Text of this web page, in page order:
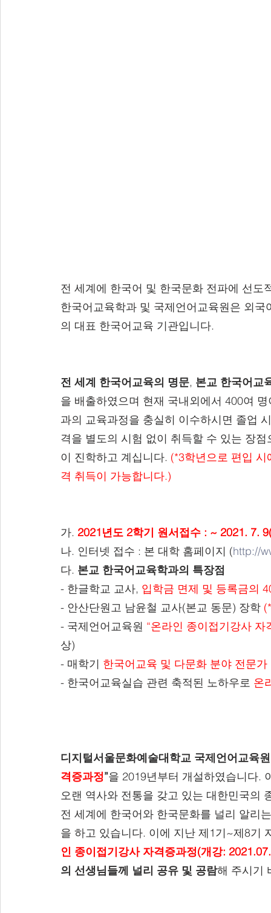
전 세계에 한국어 및 한국문화 전파에 선
한국어교육학과 및 국제언어교육원은 외
의 대표 한국어교육 기관입니다.
전 세계 한국어교육의 명문, 본교 한국어교
을 배출하였으며 현재 국내외에서 400여
과의 교육과정을 충실히 이수하시면 졸업
격을 별도의 시험 없이 취득할 수 있는 장
이 진학하고 계십니다. (*3학년으로 편입
격 취득이 가능합니다.)
가. 2021년도 2학기 원서접수 : ~ 2021. 7.
나. 인터넷 접수 : 본 대학 홈페이지 (http://
다. 본교 한국어교육학과의 특장점
- 한글학교 교사, 입학금 면제 및 등록금의
- 안산단원고 남윤철 교사(본교 동문) 장학
- 국제언어교육원 “온라인 종이접기강사
상)
- 매학기 한국어교육 및 다문화 분야 전문
- 한국어교육실습 관련 축적된 노하우로 온
디지털서울문화예술대학교 국제언어교육원
격증과정”을 2019년부터 개설하였습니다.
오랜 역사와 전통을 갖고 있는 대한민국의
전 세계에 한국어와 한국문화를 널리 알리
을 하고 있습니다. 이에 지난 제1기~제8기
인 종이접기강사 자격증과정(개강:
의 선생님들께 널리 공유 및 공람해 주시기